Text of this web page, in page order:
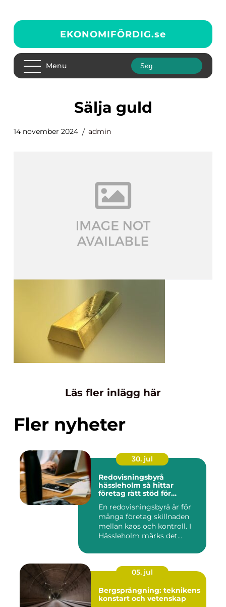
EKONOMIFÖRDIG.se
Menu
Sälja guld
14 november 2024 admin
Läs fler inlägg här
Fler nyheter
30. jul
Redovisningsbyrå
hässleholm så hittar
företag rätt stöd för
En redovisningsbyrå är för
många företag skillnaden
mellan kaos och kontroll. I
Hässleholm märks det...
05. jul
Bergsprängning: teknikens
konstart och vetenskap